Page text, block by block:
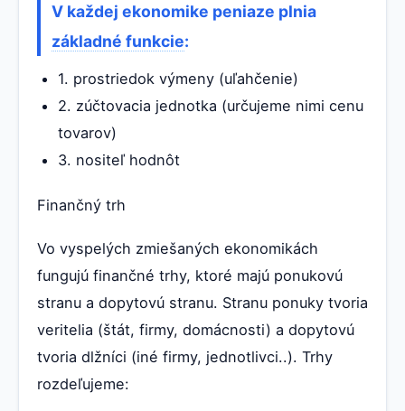
V každej ekonomike peniaze plnia
základné funkcie:
1. prostriedok výmeny (uľahčenie)
2. zúčtovacia jednotka (určujeme nimi cenu
tovarov)
3. nositeľ hodnôt
Finančný trh
Vo vyspelých zmiešaných ekonomikách
fungujú finančné trhy, ktoré majú ponukovú
stranu a dopytovú stranu. Stranu ponuky tvoria
veritelia (štát, firmy, domácnosti) a dopytovú
tvoria dlžníci (iné firmy, jednotlivci..). Trhy
rozdeľujeme: